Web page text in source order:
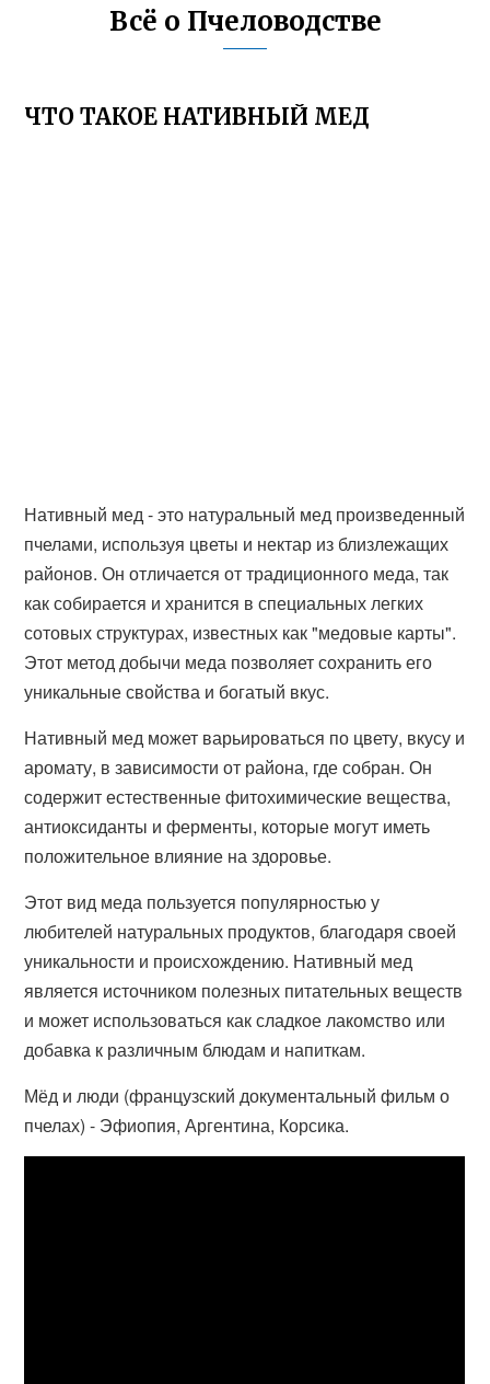
Всё о Пчеловодстве
ЧТО ТАКОЕ НАТИВНЫЙ МЕД
Нативный мед - это натуральный мед произведенный
пчелами, используя цветы и нектар из близлежащих
районов. Он отличается от традиционного меда, так
как собирается и хранится в специальных легких
сотовых структурах, известных как "медовые карты".
Этот метод добычи меда позволяет сохранить его
уникальные свойства и богатый вкус.
Нативный мед может варьироваться по цвету, вкусу и
аромату, в зависимости от района, где собран. Он
содержит естественные фитохимические вещества,
антиоксиданты и ферменты, которые могут иметь
положительное влияние на здоровье.
Этот вид меда пользуется популярностью у
любителей натуральных продуктов, благодаря своей
уникальности и происхождению. Нативный мед
является источником полезных питательных веществ
и может использоваться как сладкое лакомство или
добавка к различным блюдам и напиткам.
Мёд и люди (французский документальный фильм о
пчелах) - Эфиопия, Аргентина, Корсика.